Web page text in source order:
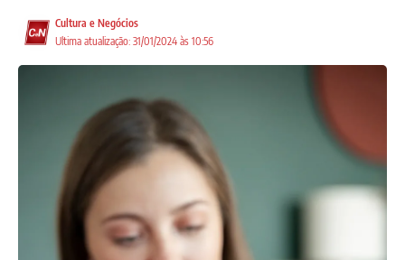
Ultima atualização: 31/01/2024 às 10:56
Cultura e Negócios